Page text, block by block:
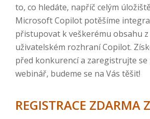
to, co hledáte, napříč celým
Microsoft Copilot potěšíme
přistupovat k veškerému obsahu
uživatelském rozhraní Copilot.
před konkurencí a zaregistrujte se
webinář, budeme se na Vás těšit!
REGISTRACE ZDARMA